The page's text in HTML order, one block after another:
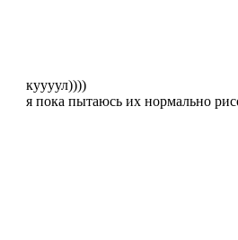
куууул))))
я пока пытаюсь их нормально